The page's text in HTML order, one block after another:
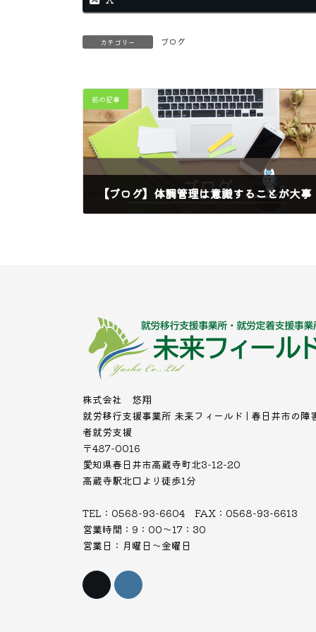
カテゴリー ブログ
前の記事
【ブログ】体調管理は意識することが大事
2024年9月24日
株式会社 悠翔
就労移行支援事業所 未来フィールド | 春日井市の障
者就労支援
〒487-0016
愛知県春日井市高蔵寺町北3-12-20
高蔵寺駅北口より徒歩1分
TEL：0568-93-6604 FAX：0568-93-6613
営業時間：9：00～17：30
営業日：月曜日～金曜日